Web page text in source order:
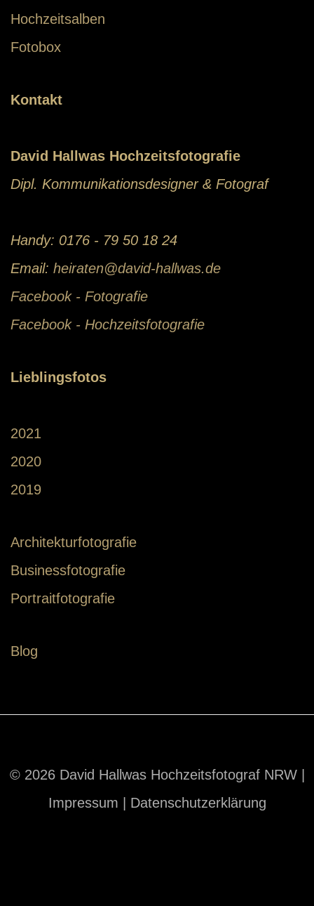
Hochzeitsalben
Fotobox
Kontakt
David Hallwas Hochzeitsfotografie
Dipl. Kommunikationsdesigner & Fotograf
Handy: 0176 - 79 50 18 24
Email: heiraten@david-hallwas.de
Facebook - Fotografie
Facebook - Hochzeitsfotografie
Lieblingsfotos
2021
2020
2019
Architekturfotografie
Businessfotografie
Portraitfotografie
Blog
© 2026 David Hallwas Hochzeitsfotograf NRW |
Impressum
Datenschutzerklärung